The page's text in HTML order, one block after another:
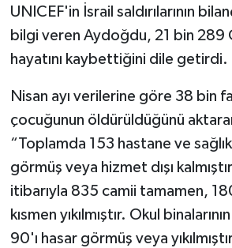
UNICEF'in İsrail saldırılarının
bilgi veren Aydoğdu, 21 bin 289
hayatını kaybettiğini dile getirdi.
Nisan ayı verilerine göre 38 bin
çocuğunun öldürüldüğünü
“Toplamda 153 hastane ve
görmüş veya hizmet dışı
itibarıyla 835 camii tamamen,
kısmen yıkılmıştır. Okul
90'ı hasar görmüş veya